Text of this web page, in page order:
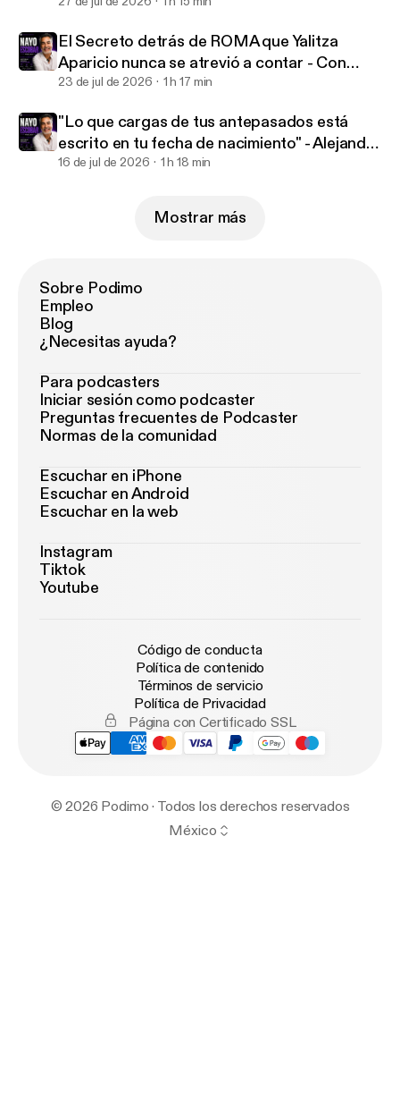
El Secreto detrás de ROMA que Yalitza
Aparicio nunca se atrevió a contar - Con
Nayo Escobar
23 de jul de 2026 1 h 17 min
"Lo que cargas de tus antepasados está
escrito en tu fecha de nacimiento" - Alejandro
Numerólogo
16 de jul de 2026 1 h 18 min
Mostrar más
Sobre Podimo
Empleo
Blog
¿Necesitas ayuda?
Para podcasters
Iniciar sesión como podcaster
Preguntas frecuentes de Podcaster
Normas de la comunidad
Escuchar en iPhone
Escuchar en Android
Escuchar en la web
Instagram
Tiktok
Youtube
Código de conducta
Política de contenido
Términos de servicio
Política de Privacidad
Página con Certificado SSL
© 2026 Podimo · Todos los derechos reservados
México